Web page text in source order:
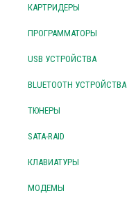
КАРТРИДЕРЫ
ПРОГРАММАТОРЫ
USB УСТРОЙСТВА
BLUETOOTH УСТРОЙСТВА
ТЮНЕРЫ
SATA-RAID
КЛАВИАТУРЫ
МОДЕМЫ